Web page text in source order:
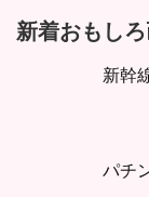
新着おもし
新幹
パチ